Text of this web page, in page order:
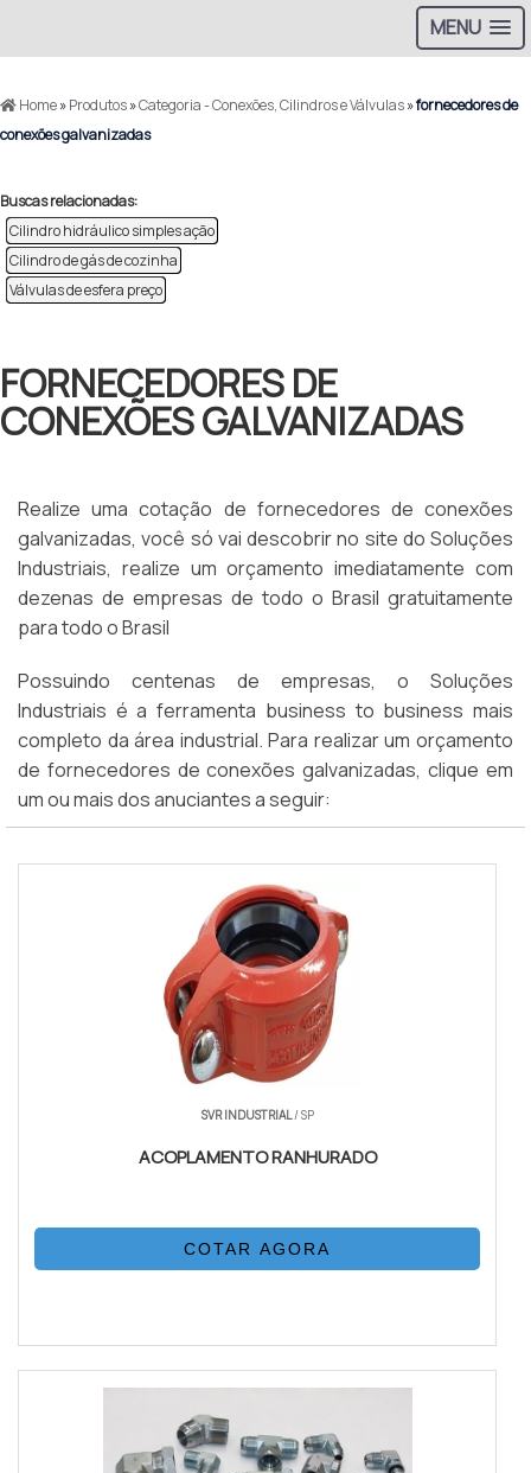
MENU
Home»Produtos»Categoria - Conexões, Cilindros e Válvulas»fornecedores de
conexões galvanizadas
Buscas relacionadas:
Cilindro hidráulico simples ação
Cilindro de gás de cozinha
Válvulas de esfera preço
FORNECEDORES DE
CONEXÕES GALVANIZADAS
Realize uma cotação de fornecedores de conexões
galvanizadas, você só vai descobrir no site do Soluções
Industriais, realize um orçamento imediatamente com
dezenas de empresas de todo o Brasil gratuitamente
para todo o Brasil
Possuindo centenas de empresas, o Soluções
Industriais é a ferramenta business to business mais
completo da área industrial. Para realizar um orçamento
de fornecedores de conexões galvanizadas, clique em
um ou mais dos anuciantes a seguir:
SVR INDUSTRIAL/ SP
ACOPLAMENTO RANHURADO
COTAR AGORA